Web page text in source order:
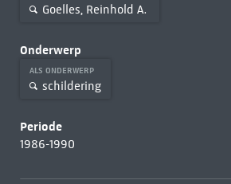
Goelles, Reinhold A.
Onderwerp
ALS ONDERWERP
schildering
Periode
1986-1990